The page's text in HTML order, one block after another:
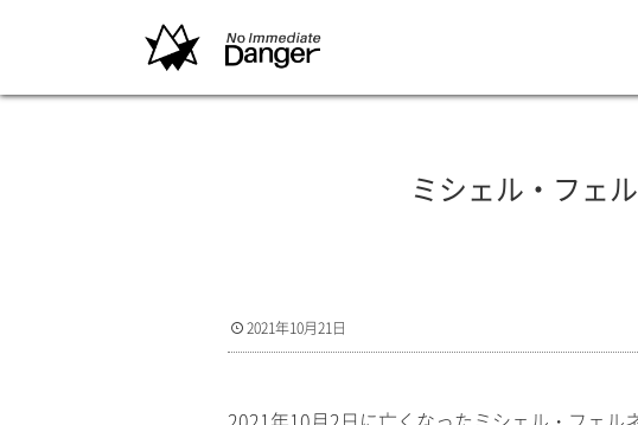
ミシェル・フェ
2021年10月21日